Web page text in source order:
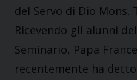
del Servo di Dio Mons.
Ricevendo gli alunni del
Seminario, Papa
recentemente ha detto: